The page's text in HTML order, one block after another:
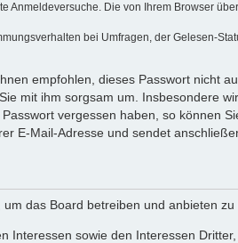
Anmeldeversuche. Die von Ihrem Browser
bei Umfragen, der Gelesen-
empfohlen, dieses Passwort nicht
mit ihm sorgsam um. Insbesondere
vergessen haben, so können
E-Mail-Adresse und sendet
das Board betreiben und anbieten zu
Interessen sowie den Interessen